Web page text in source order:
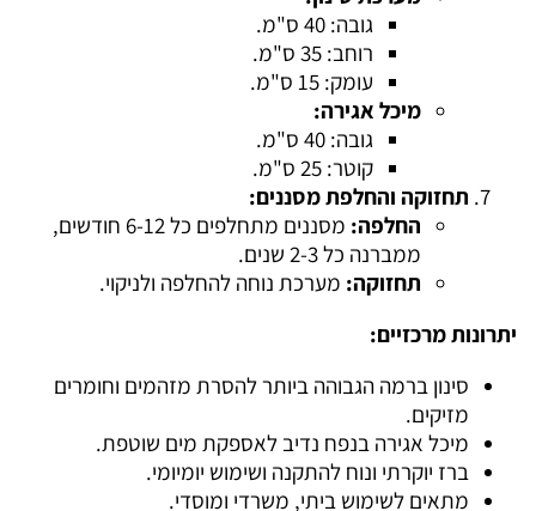
גובה: 40 ס"מ.
רוחב: 35 ס"מ.
עומק: 15 ס"מ.
מיכל אגירה:
גובה: 40 ס"מ.
קוטר: 25 ס"מ.
תחזוקה והחלפת מסננים:
החלפה:
מסננים מתחלפים כל 6-12 חודשים,
ממברנה כל 2-3 שנים.
תחזוקה: מערכת נוחה להחלפה ולניקוי.
יתרונות מרכזיים:
סינון ברמה הגבוהה ביותר להסרת מזהמים וחומרים
מזיקים.
מיכל אגירה בנפח נדיב לאספקת מים שוטפת.
ברז יוקרתי ונוח להתקנה ושימוש יומיומי.
מתאים לשימוש ביתי, משרדי ומוסדי.